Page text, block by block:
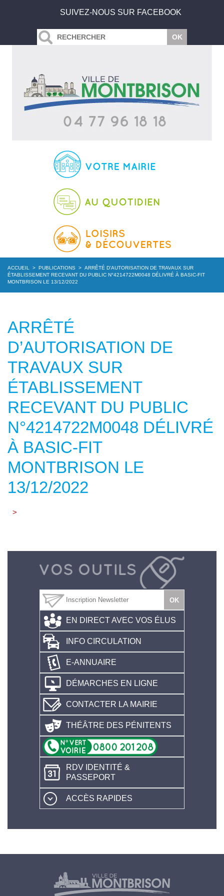
SUIVEZ-NOUS SUR FACEBOOK
ACCUEIL > PUBLICATIONS > ARRÊTÉ D’AUTORISATION DE TRAVAUX SUR
ÉTABLISSEMENT RECEVANT DU PUBLIC N°4214722M0048 DÉLIVRÉ À BASIC-FIT
MONTBRISON LE 13/12/2022
ARRÊTÉ
D’AUTORISATION DE
TRAVAUX SUR
ÉTABLISSEMENT
RECEVANT DU PUBLIC
N°4214722M0048 DÉLIVRÉ
À BASIC-FIT
MONTBRISON LE
13/12/2022
>
EN DIRECT AVEC VOS ÉLUS
INFO CIRCULATION
E-ANNUAIRE
DÉMARCHES EN LIGNE
CONTACTER LA MAIRIE
THÉÂTRE DES PÉNITENTS
RDV IDENTITÉ &
PASSEPORT
ACCÈS RAPIDES